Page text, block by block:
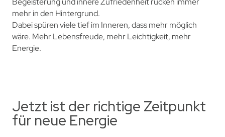
mehr in den Hintergrund.
Dabei spüren viele tief im Inneren, dass mehr möglich
wäre. Mehr Lebensfreude, mehr Leichtigkeit, mehr
Energie.
Jetzt ist der richtige Zeitpunkt
für neue Energie